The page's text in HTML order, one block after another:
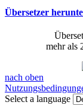
Übersetzer
mehr als
nach oben
Select a language